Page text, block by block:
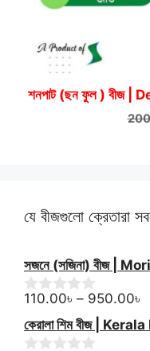
শনপাট (ছন ফুল ) বীজ
যে বীজগুলো ক্রেতারা
সজনে (সজিনা) বীজ |
0
u
t
110.00৳ – 950.00৳
কেরালা শিম বীজ |